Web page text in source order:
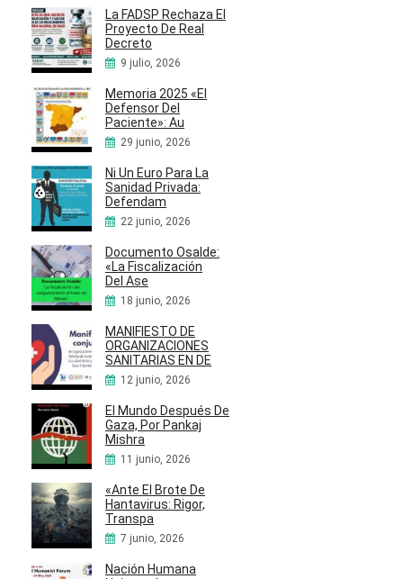
La FADSP Rechaza El
Proyecto De Real
Decreto
9 julio, 2026
Memoria 2025 «El
Defensor Del
Paciente»: Au
29 junio, 2026
Ni Un Euro Para La
Sanidad Privada:
Defendam
22 junio, 2026
Documento Osalde:
«La Fiscalización
Del Ase
18 junio, 2026
MANIFIESTO DE
ORGANIZACIONES
SANITARIAS EN DE
12 junio, 2026
El Mundo Después De
Gaza, Por Pankaj
Mishra
11 junio, 2026
«Ante El Brote De
Hantavirus: Rigor,
Transpa
7 junio, 2026
Nación Humana